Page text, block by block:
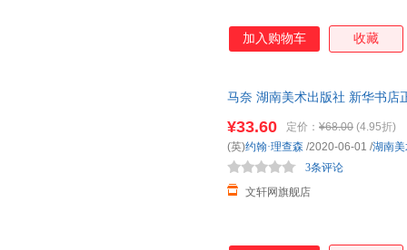
加入购物车 收藏
马奈 湖南美术出版社 新华书店
¥33.60 定价： ¥68.00 (4.95折)
文轩网旗舰店
3条评论
(英)约翰·理查森 /2020-06-01 /湖南